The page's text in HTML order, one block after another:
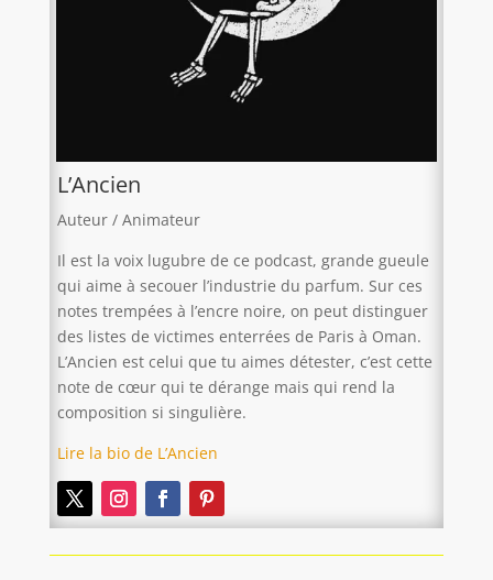
L’Ancien
Auteur / Animateur
Il est la voix lugubre de ce podcast, grande gueule
qui aime à secouer l’industrie du parfum. Sur ces
notes trempées à l’encre noire, on peut distinguer
des listes de victimes enterrées de Paris à Oman.
L’Ancien est celui que tu aimes détester, c’est cette
note de cœur qui te dérange mais qui rend la
composition si singulière.
Lire la bio de L’Ancien